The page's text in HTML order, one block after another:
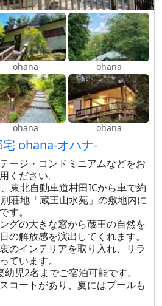
ohana ohana
ohana ohana
ohana-オハナ-
ージ・コンドミニアムなどをお
ください。
東北自動車道村田ICから車で約
荘地「蔵王山水苑」の敷地内に
す。
グの大きな窓から蔵王の自然を
の解放感を演出してくれます。
のインテリアを取り入れ、リラ
ています。
児2名までご宿泊可能です。
コートがあり、夏にはプールも